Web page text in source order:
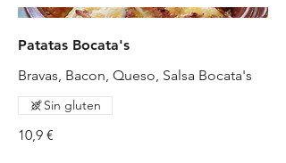
Patatas Bocata's
Bravas, Bacon, Queso, Salsa Bocata's
10,9 €
Sin gluten